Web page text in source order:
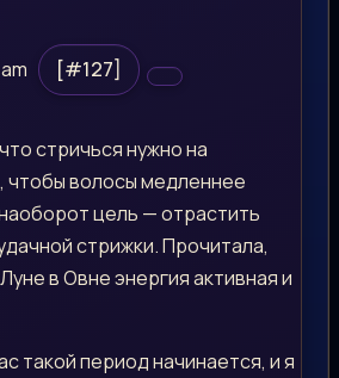
[#127]
стричься нужно на
волосы медленнее
цель — отрастить
стрижки. Прочитала,
в Овне энергия активная и
такой период начинается, и я